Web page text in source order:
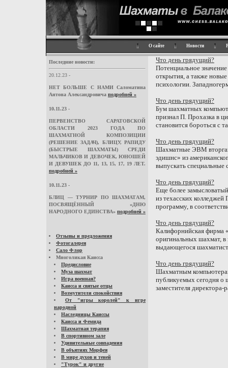
О сайте Новости
Последние новости:
20.12.23 -
НЕТ БОЛЬШЕ С НАМИ Саломатина
Антона Александровича подробней »
10.11.23 -
ПЕРВЕНСТВО САРАТОВСКОЙ
ОБЛАСТИ 2023 ГОДА ПО
ШАХМАТНОЙ КОМПОЗИЦИИ
(РЕШЕНИЕ ЗАДАЧ), БЛИЦУ, РАПИДУ
(БЫСТРЫЕ ШАХМАТЫ) СРЕДИ
МАЛЬЧИКОВ И ДЕВОЧЕК, ЮНОШЕЙ
И ДЕВУШЕК ДО 11, 13, 15, 17, 19 ЛЕТ.
подробней »
10.11.23 -
БЛИЦ — ТУРНИР ПО ШАХМАТАМ,
ПОСВЯЩЁННЫЙ «ДНЮ
НАРОДНОГО ЕДИНСТВА» подробней »
Отзывы и предложения
Фотогалерея
Сало Флор
Многоликая Каисса
Предисловие
Муза шахмат
Игра военная?
Каисса и святые отцы
Возмутители спокойствия
От "игры королей" к игре
народной
Наследницы Каиссы
Каисса и Фемида
Шахматная терапия
В спортивном зале
Удивительные совпадения
В объятиях Морфея
В мире духов и теней
"Турок" и другие
Что день грядущий?
Потенциальное
открытия, а также
психологии.
Что день грядущий?
Бум шахматных
признал П. Прохазка в
становится бороться с
Что день грядущий?
Шахматные ЭВМ
эдишнс» из
выпускать специальные
Что день грядущий?
Еще более
из техасских
программу, в
Что день грядущий?
Калифорнийская фирма
оригинальных шахмат, в
выдающегося
Что день грядущий?
Шахматным
публикуемых сегодня о
заместителя